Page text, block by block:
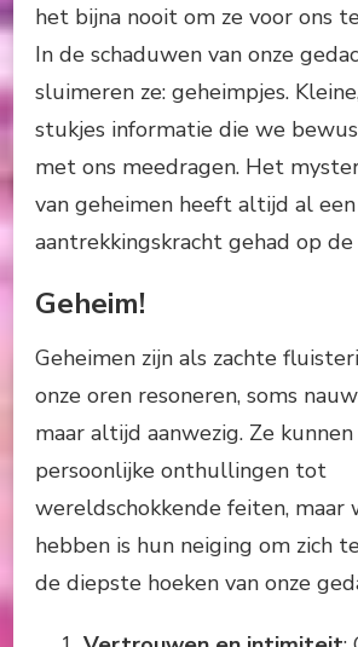
het bijna nooit om ze voor ons
In de schaduwen van onze
sluimeren ze: geheimpjes.
stukjes informatie die we
met ons meedragen. Het
van geheimen heeft altijd al
aantrekkingskracht gehad op de
Geheim!
Geheimen zijn als zachte
onze oren resoneren, soms
maar altijd aanwezig. Ze
persoonlijke onthullingen tot
wereldschokkende feiten, maar
hebben is hun neiging om zich
de diepste hoeken van onze